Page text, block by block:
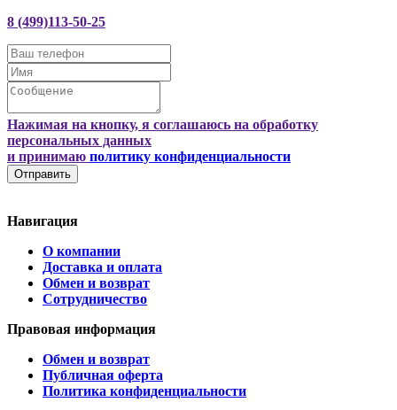
8 (499)113-50-25
Нажимая на кнопку, я соглашаюсь на обработку
персональных данных
и принимаю политику конфиденциальности
Отправить
Навигация
О компании
Доставка и оплата
Обмен и возврат
Сотрудничество
Правовая информация
Обмен и возврат
Публичная оферта
Политика конфиденциальности